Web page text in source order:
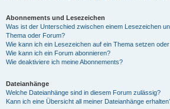
Abonnements und Lesezeichen
Was ist der Unterschied zwischen einem Lesezeichen
Thema oder Forum?
Wie kann ich ein Lesezeichen auf ein Thema setzen
Wie kann ich ein Forum abonnieren?
Wie deaktiviere ich meine Abonnements?
Dateianhänge
Welche Dateianhänge sind in diesem Forum zulässig?
Kann ich eine Übersicht all meiner Dateianhänge